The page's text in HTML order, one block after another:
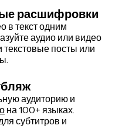
расшифровки
в текст одним
аудио или видео
текстовые посты или
аудиторию и
на 100+ языках.
субтитров и